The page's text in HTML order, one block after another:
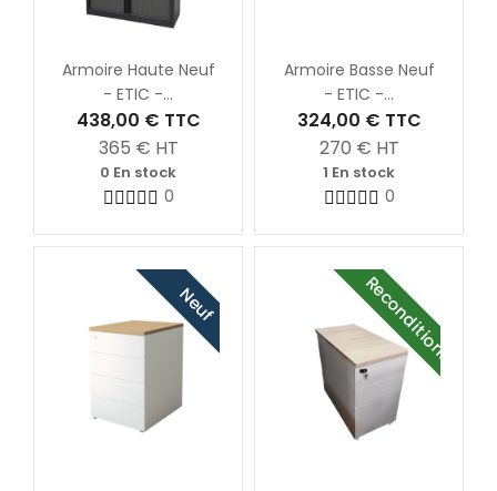
Armoire Haute Neuf
- ETIC -...
438,00 € TTC
365 € HT
0 En stock
0
Armoire Basse Neuf
- ETIC -...
324,00 € TTC
270 € HT
1 En stock
0
Neuf Reconditionné